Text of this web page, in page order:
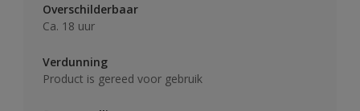
Overschilderbaar
Ca. 18 uur
Verdunning
Product is gereed voor gebruik